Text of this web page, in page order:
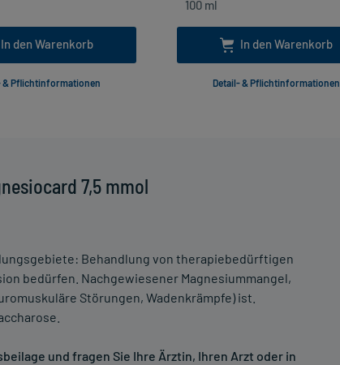
7,5 mmol
Behandlung von therapiebedürftigen
bedürfen. Nachgewiesener Magnesiummangel,
Störungen, Wadenkrämpfe) ist.
und fragen Sie Ihre Ärztin, Ihren Arzt oder in
In den Warenkorb
& Pflichtinformationen
In den Warenkorb
Detail- & Pflichtinformationen